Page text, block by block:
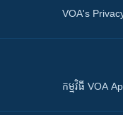
VOA's
កម្មវិធី​ VOA